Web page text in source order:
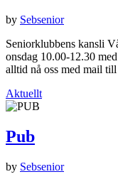
by Sebsenior
Seniorklubbens kansli
onsdag 10.00-12.30
alltid nå oss med mail
Aktuellt
Pub
by Sebsenior